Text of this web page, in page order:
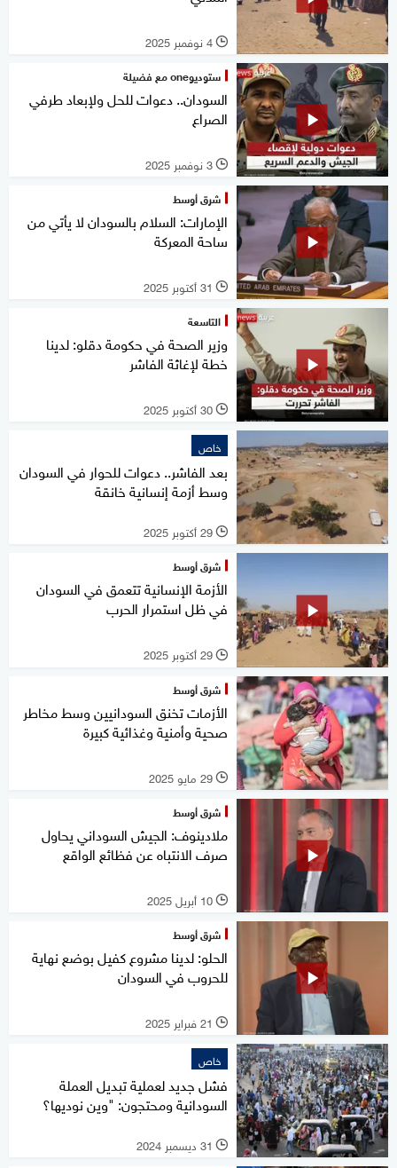
l 4 نوفمبر 2025
ستوديوone مع فضيلة
السودان.. دعوات للحل ولإبعاد طرفي
الصراع
l 3 نوفمبر 2025
شرق أوسط
الإمارات: السلام بالسودان لا يأتي من
ساحة المعركة
l 31 أكتوبر 2025
التاسعة
وزير الصحة في حكومة دقلو: لدينا
خطة لإغاثة الفاشر
l 30 أكتوبر 2025
خاص
بعد الفاشر.. دعوات للحوار في السودان
وسط أزمة إنسانية خانقة
l 29 أكتوبر 2025
شرق أوسط
الأزمة الإنسانية تتعمق في السودان
في ظل استمرار الحرب
l 29 أكتوبر 2025
شرق أوسط
الأزمات تخنق السودانيين وسط مخاطر
صحية وأمنية وغذائية كبيرة
l 29 مايو 2025
شرق أوسط
ملادينوف: الجيش السوداني يحاول
صرف الانتباه عن فظائع الواقع
l 10 أبريل 2025
شرق أوسط
الحلو: لدينا مشروع كفيل بوضع نهاية
للحروب في السودان
l 21 فبراير 2025
خاص
فشل جديد لعملية تبديل العملة
السودانية ومحتجون: "وين نوديها؟
l 31 ديسمبر 2024